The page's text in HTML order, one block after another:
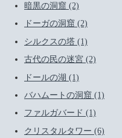
暗黒の洞窟 (2)
ドーガの洞窟 (2)
シルクスの塔 (1)
古代の民の迷宮 (2)
ドールの湖 (1)
バハムートの洞窟 (1)
ファルガバード (1)
クリスタルタワー (6)